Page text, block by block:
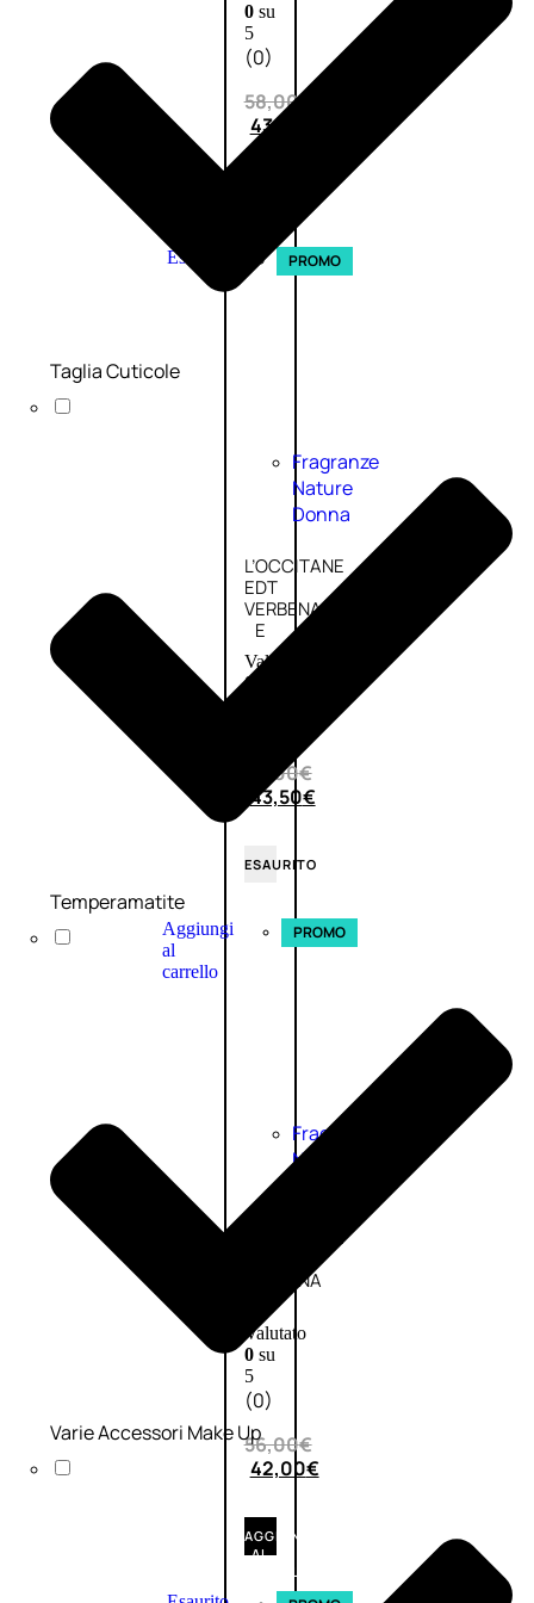
0su
5
(0)
58,00€
43,50
Esaurito PROMO
Fragranze
Nature
Donna
L’OCCITANE
EDT
VERBENA
E
Valutato
0
58,00€
43,50€
ESAURITO
Aggiungi
al
carrello
PROMO
Fragranze
Nature
L’OCCITANE
VERBENA
Valutato
0su
5
(0)
56,00€
42,00€
AGGIUNGI
AL
CARRELLO
Taglia Cuticole
Temperamatite
Varie Accessori Make Up